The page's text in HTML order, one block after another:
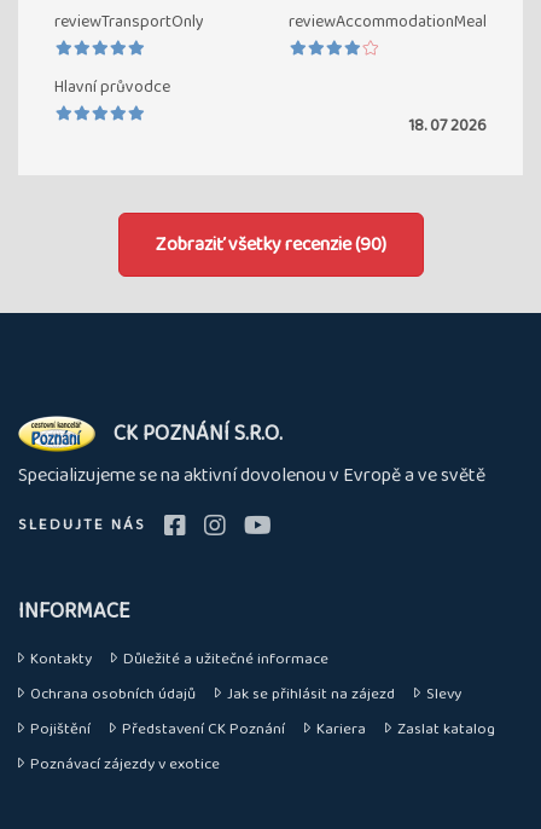
reviewTransportOnly reviewAccommodationMeal
Hlavní průvodce
18. 07 2026
Zobraziť všetky recenzie (90)
O
nás
CK POZNÁNÍ S.R.O.
Specializujeme se na aktivní dovolenou v Evropě a ve světě
SLEDUJTE NÁS
INFORMACE
Kontakty
Důležité a užitečné informace
Ochrana osobních údajů
Jak se přihlásit na zájezd
Slevy
Pojištění
Představení CK Poznání Kariera
Zaslat katalog
Poznávací zájezdy v exotice